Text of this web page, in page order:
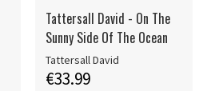
Tattersall David - On The
Sunny Side Of The Ocean
Tattersall David
€33.99